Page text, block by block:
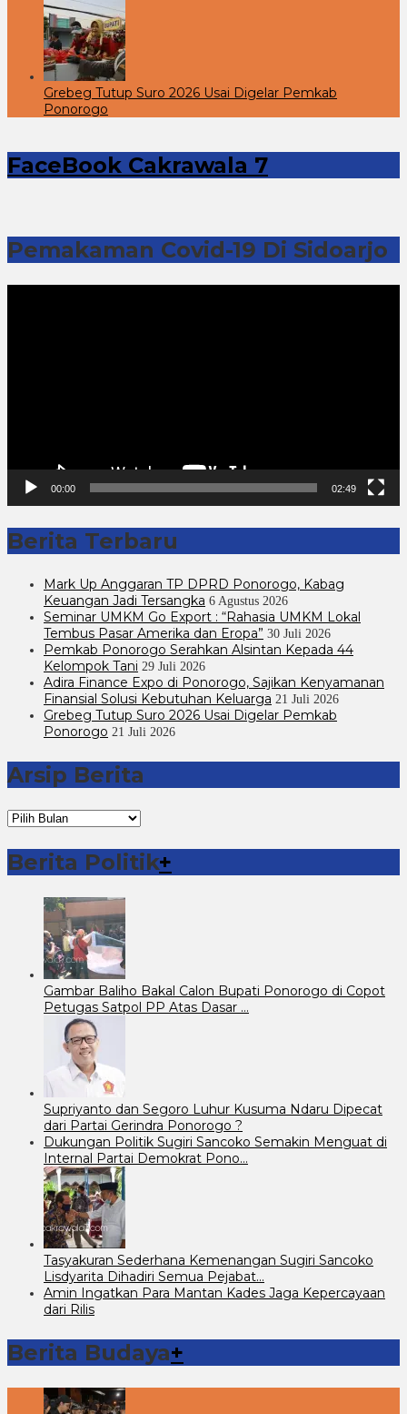
Grebeg Tutup Suro 2026 Usai Digelar Pemkab
Ponorogo
FaceBook Cakrawala 7
Pemakaman Covid-19 Di Sidoarjo
00:00 02:49
Berita Terbaru
Mark Up Anggaran TP DPRD Ponorogo, Kabag
Keuangan Jadi Tersangka 6 Agustus 2026
Seminar UMKM Go Export : “Rahasia UMKM Lokal
Tembus Pasar Amerika dan Eropa” 30 Juli 2026
Pemkab Ponorogo Serahkan Alsintan Kepada 44
Kelompok Tani 29 Juli 2026
Adira Finance Expo di Ponorogo, Sajikan Kenyamanan
Finansial Solusi Kebutuhan Keluarga 21 Juli 2026
Grebeg Tutup Suro 2026 Usai Digelar Pemkab
Ponorogo 21 Juli 2026
Arsip Berita
Arsip
Berita
Berita Politik+
Gambar Baliho Bakal Calon Bupati Ponorogo di Copot
Petugas Satpol PP Atas Dasar …
Supriyanto dan Segoro Luhur Kusuma Ndaru Dipecat
dari Partai Gerindra Ponorogo ?
Dukungan Politik Sugiri Sancoko Semakin Menguat di
Internal Partai Demokrat Pono…
Tasyakuran Sederhana Kemenangan Sugiri Sancoko
Lisdyarita Dihadiri Semua Pejabat…
Amin Ingatkan Para Mantan Kades Jaga Kepercayaan
dari Rilis
Berita Budaya+